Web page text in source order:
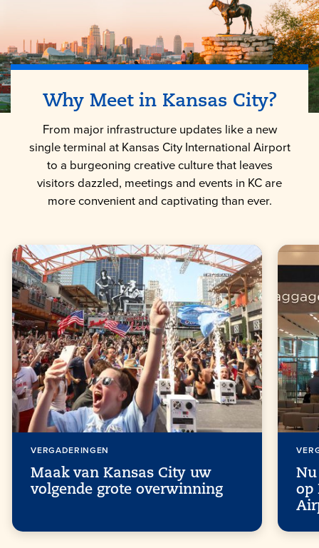
Why Meet in Kansas City?
From major infrastructure updates like a new
single terminal at Kansas City International Airport
to a burgeoning creative culture that leaves
visitors dazzled, meetings and events in KC are
more convenient and captivating than ever.
VERGADERINGEN
Maak van Kansas City uw
volgende grote overwinning
op